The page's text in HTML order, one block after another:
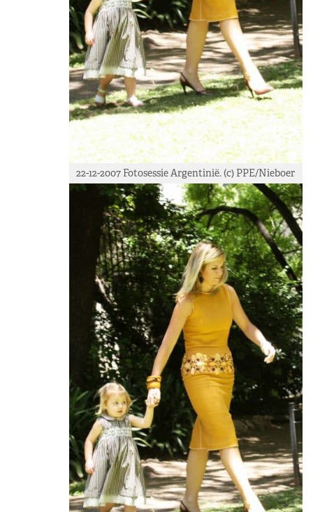
22-12-2007 Fotosessie Argentinië. (c) PPE/Nieboer